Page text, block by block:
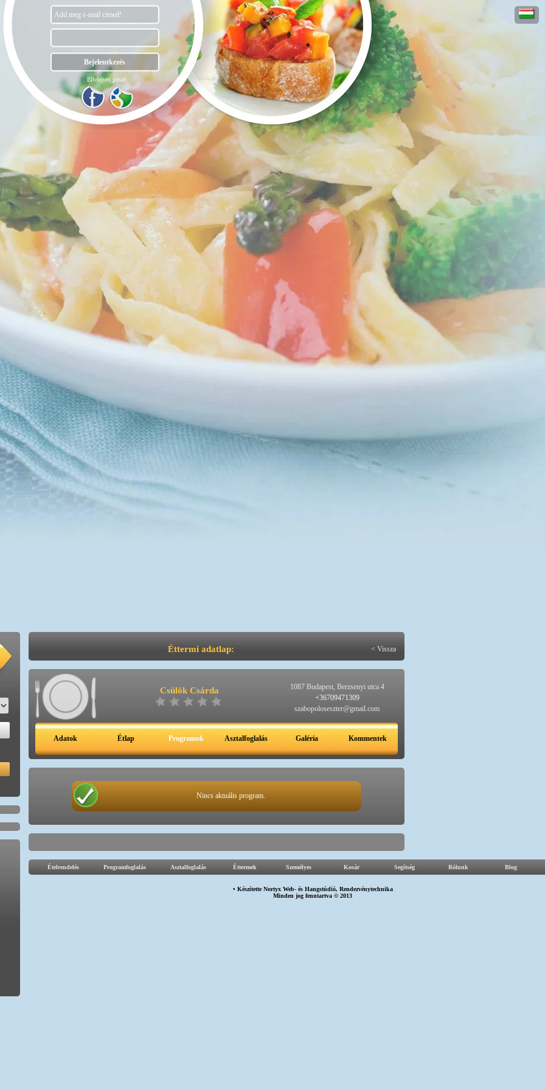
Elfelejtett jelszó
Éttermi adatlap: < Vissza
Csülök Csárda
1087 Budapest, Berzsenyi utca 4
+36709471309
szabopoloseszter@gmail.com
Adatok Étlap Programok Asztalfoglalás Galéria Kommentek
Nincs aktuális program.
Ételrendelés Programfoglalás Asztalfoglalás Éttermek Személyes Kosár Segítség Rólunk Blog
• KészítetteNortyx Web-és Hangstúdió, Rendezvénytechnika
Minden jog fenntartva © 2013